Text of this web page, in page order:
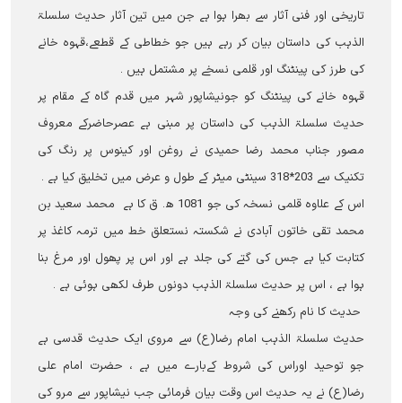
تاریخی اور فنی آثار سے بھرا ہوا ہے جن میں تین آثار حدیث سلسلۃ
الذہب کی داستان بیان کر رہے ہیں جو خطاطی کے قطعے،قہوہ خانے
کی طرز کی پینٹنگ اور قلمی نسخے پر مشتمل ہیں ۔
قہوہ خانے کی پینٹنگ کو جونیشاپور شہر میں قدم گاہ کے مقام پر
حدیث سلسلۃ الذہب کی داستان پر مبنی ہے عصرحاضرکے معروف
مصور جناب محمد رضا حمیدی نے روغن اور کینوس پر رنگ کی
تکنیک سے 203*318 سینٹی میٹر کے طول و عرض میں تخلیق کیا ہے ۔
اس کے علاوہ قلمی نسخہ کی جو 1081 ھ۔ ق کا ہے محمد سعید بن
محمد تقی خاتون آبادی نے شکستہ نستعلق خط میں ترمہ کاغذ پر
کتابت کیا ہے جس کی گتے کی جلد ہے اور اس پر پھول اور مرغ بنا
ہوا ہے ، اس پر حدیث سلسلۃ الذہب دونوں طرف لکھی ہوئی ہے ۔
حدیث کا نام رکھنے کی وجہ
حدیث سلسلۃ الذہب امام رضا(ع) سے مروی ایک حدیث قدسی ہے
جو توحید اوراس کی شروط کےبارے میں ہے ، حضرت امام علی
رضا(ع) نے یہ حدیث اس وقت بیان فرمائی جب نیشاپور سے مرو کی